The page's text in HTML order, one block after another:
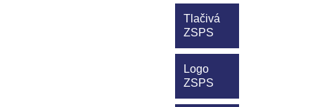
Tlačivá
ZSPS
Logo
ZSPS